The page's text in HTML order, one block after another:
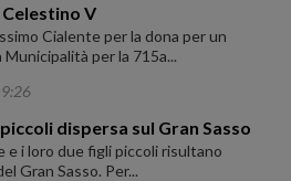
V
Cialente per la dona per un
per la 715a...
dispersa sul Gran Sasso
e i loro due figli piccoli risultano
Gran Sasso. Per...